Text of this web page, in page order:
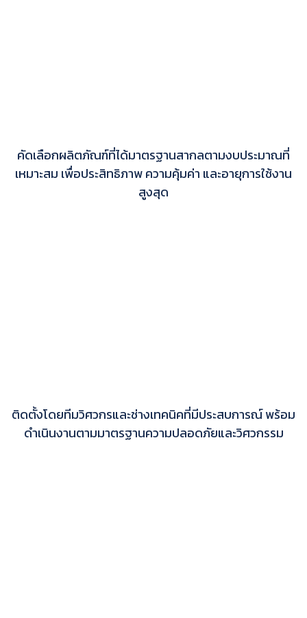
คัดเลือกผลิตภัณฑ์ที่ได้มาตรฐานสากลตามงบประมาณที่
เหมาะสม เพื่อประสิทธิภาพ ความคุ้มค่า และอายุการใช้งาน
สูงสุด
ติดตั้งโดยทีมวิศวกรและช่างเทคนิคที่มีประสบการณ์ พร้อม
ดำเนินงานตามมาตรฐานความปลอดภัยและวิศวกรรม